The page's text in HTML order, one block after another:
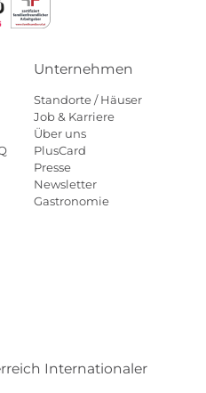
Unternehmen
Standorte / Häuser
Job & Karriere
Über uns
PlusCard
Presse
Newsletter
Gastronomie
Internationaler